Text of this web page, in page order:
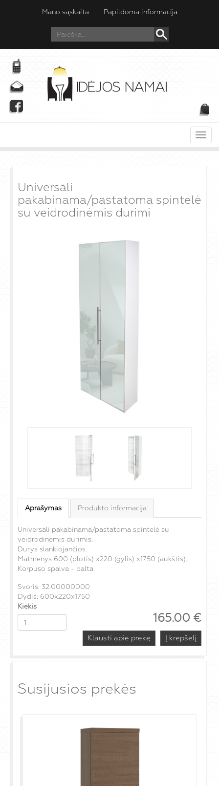
Mano sąskaita Papildoma informacija
Universali
pakabinama/pastatoma spintelė
su veidrodinėmis durimi
Aprašymas Produkto informacija
Universali pakabinama/pastatoma spintelė su
veidrodinėmis durimis.
Durys slankiojančios.
Matmenys 600 (plotis) x220 (gylis) x1750 (aukštis).
Korpuso spalva - balta.
Svoris: 32.00000000
Dydis: 600x220x1750
165.00 €
Kiekis
Klausti apie prekę
Susijusios prekės